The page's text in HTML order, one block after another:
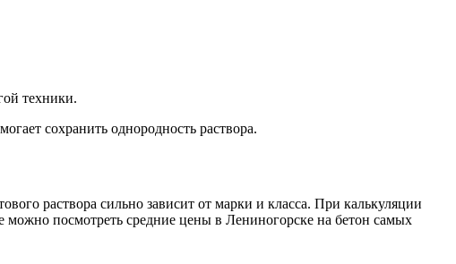
техники.
сохранить однородность раствора.
раствора сильно зависит от марки и класса. При калькуляции
можно посмотреть средние цены в Лениногорске на бетон самых